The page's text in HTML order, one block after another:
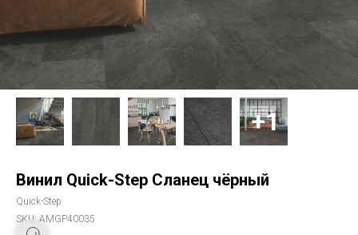
Винил Quick-Step Сланец чёрный
Quick-Step
SKU: AMGP40035